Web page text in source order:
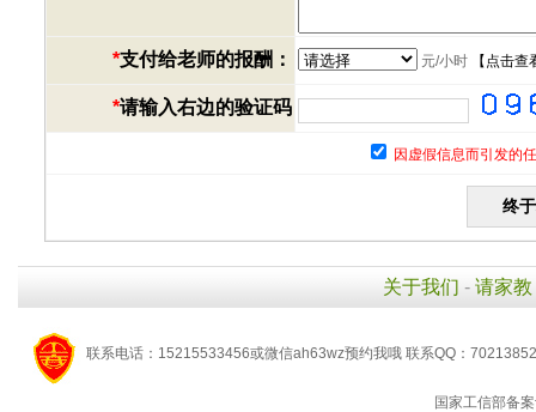
*支付给老师的报酬： 元/小时【 点击查
*请输入右边的验证码
因虚假信息而引发的
关于我们 - 请家教
联系电话：15215533456或微信ah63wz预约我哦 联系QQ：
国家工信部备